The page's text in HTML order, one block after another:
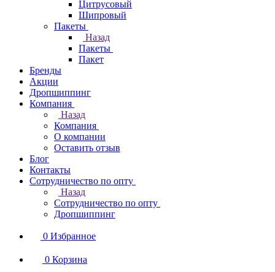
Цитрусовый
Шипровый
Пакеты
Назад
Пакеты
Пакет
Бренды
Акции
Дропшиппинг
Компания
Назад
Компания
О компании
Оставить отзыв
Блог
Контакты
Сотрудничество по опту
Назад
Сотрудничество по опту
Дропшиппинг
0 Избранное
0 Корзина